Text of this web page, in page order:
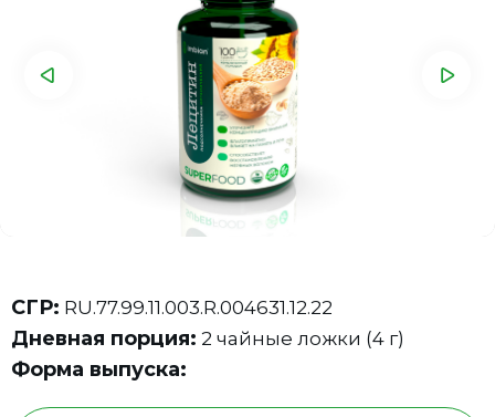
СГР: RU.77.99.11.003.R.004631.12.22
Дневная порция: 2 чайные ложки (4 г)
Форма выпуска: